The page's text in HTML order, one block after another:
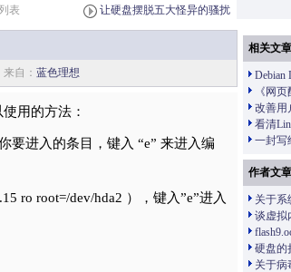
表 让硬盘摆脱五大怪异的骚扰
自： 蓝色理想
用的方法：
要进入的条目，键入 “e” 来进入编
ro root=/dev/hda2 ），键入”e”进入
相关文章
《网
改善用
看清
一封写
作者文章
关于系
谈虚拟
硬盘的
关于病